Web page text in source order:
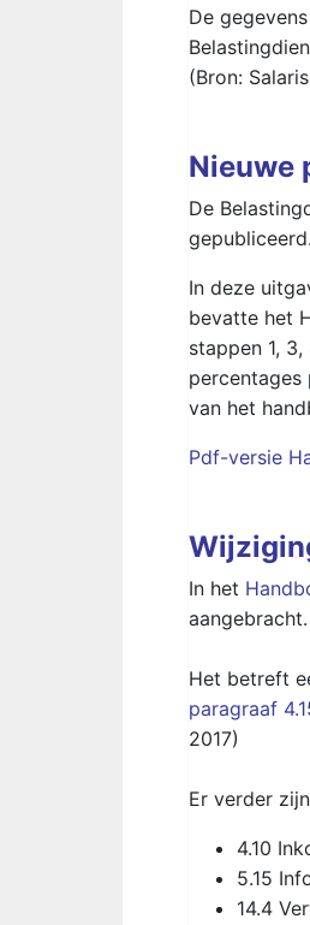
De
(Bron:
Nieuwe
De
In deze
bevatte het
stappen 1, 3,
percentages
van het
Pdf-versie
In het
aangebracht.
Het betreft
paragraaf
2017)
Er verder
4.10
5.15
14.4